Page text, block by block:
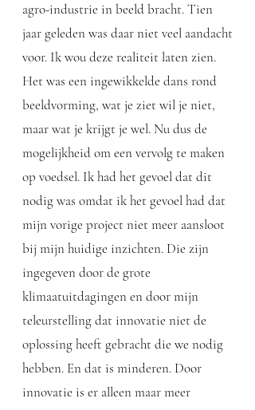
agro-industrie in beeld bracht. Tien
jaar geleden was daar niet veel aandacht
voor. Ik wou deze realiteit laten zien.
Het was een ingewikkelde dans rond
beeldvorming, wat je ziet wil je niet,
maar wat je krijgt je wel. Nu dus de
mogelijkheid om een vervolg te maken
op voedsel. Ik had het gevoel dat dit
nodig was omdat ik het gevoel had dat
mijn vorige project niet meer aansloot
bij mijn huidige inzichten. Die zijn
ingegeven door de grote
klimaatuitdagingen en door mijn
teleurstelling dat innovatie niet de
oplossing heeft gebracht die we nodig
hebben. En dat is minderen. Door
innovatie is er alleen maar meer